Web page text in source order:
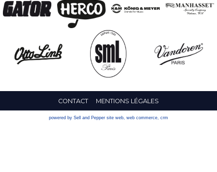
CONTACT MENTIONS LÉGALES
powered by Sell and Pepper site web, web commerce, crm